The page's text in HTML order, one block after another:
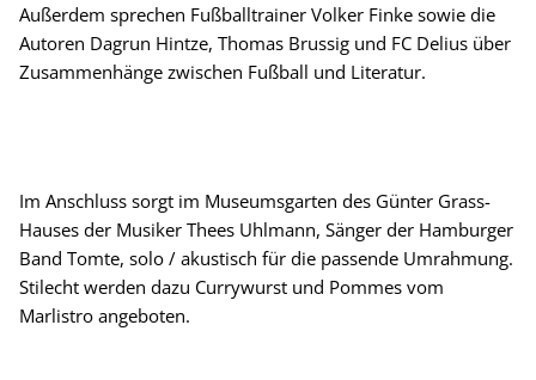
Außerdem sprechen Fußballtrainer Volker Finke sowie die
Autoren Dagrun Hintze, Thomas Brussig und FC Delius über
Zusammenhänge zwischen Fußball und Literatur.
Im Anschluss sorgt im Museumsgarten des Günter Grass-
Hauses der Musiker Thees Uhlmann, Sänger der Hamburger
Band Tomte, solo / akustisch für die passende Umrahmung.
Stilecht werden dazu Currywurst und Pommes vom
Marlistro angeboten.